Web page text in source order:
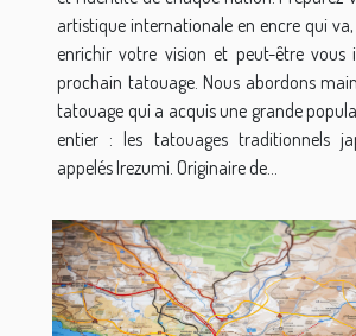
artistique internationale en encre qui
enrichir votre vision et peut-être vous
prochain tatouage. Nous abordons
tatouage qui a acquis une grande
entier : les tatouages traditionnels
appelés Irezumi. Originaire de...